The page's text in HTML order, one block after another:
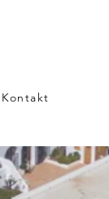
Kontakt